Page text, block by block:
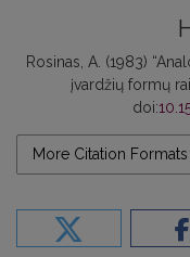
Rosinas, A. (1983)
įvardžių formų
doi:
More Citation Formats